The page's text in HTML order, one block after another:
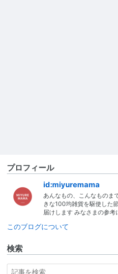
プロフィール
id:miyuremama
あんなもの、こんなものま
きな100均雑貨を駆使した
届けします みなさまの参考
このブログについて
検索